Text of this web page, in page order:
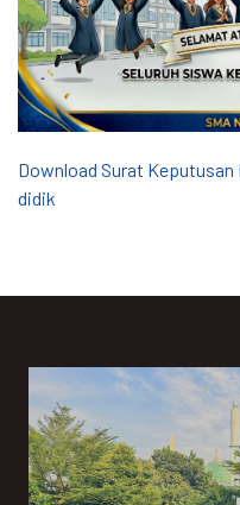
Download Surat
didik